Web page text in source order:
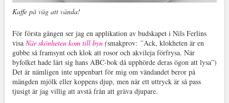
Kaffe på väg att vända!
För första gången ser jag en applikation av budskapet i Nils Ferlins
visa När skönheten kom till byn(smakprov: ”Ack, klokheten är en
gubbe så framsynt och klok att rosor och akvileja förfrysa. När
byfolket hade lärt sig hans ABC-bok då upphörde deras ögon att lysa”)
Det är nämligen inte uppenbart för mig om vändandet beror på
mängden mjölk eller koppens djup, men när ett uttryck är så pass
tjusigt är jag villig att avstå från att gräva djupare.